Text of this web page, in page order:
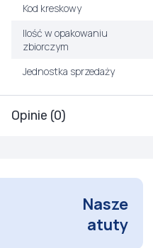
Opinie (0)
Kod kreskowy
Ilość w opakowaniu
zbiorczym
Jednostka sprzedaży
Nasze
atuty